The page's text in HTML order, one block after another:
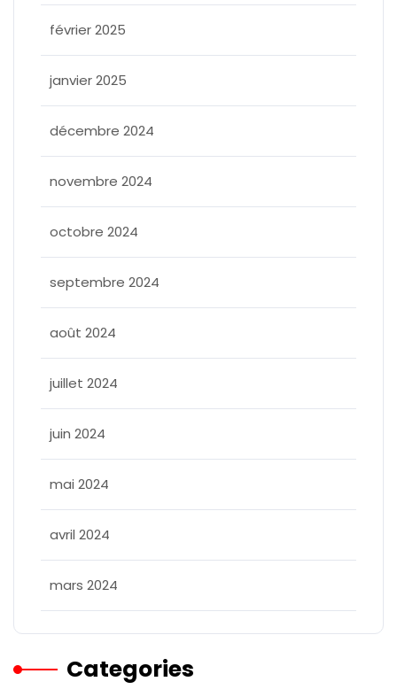
février 2025
janvier 2025
décembre 2024
novembre 2024
octobre 2024
septembre 2024
août 2024
juillet 2024
juin 2024
mai 2024
avril 2024
mars 2024
Categories